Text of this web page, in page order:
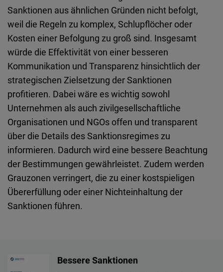
Sanktionen aus ähnlichen Gründen nicht befolgt,
weil die Regeln zu komplex, Schlupflöcher oder
Kosten einer Befolgung zu groß sind. Insgesamt
würde die Effektivität von einer besseren
Kommunikation und Transparenz hinsichtlich der
strategischen Zielsetzung der Sanktionen
profitieren. Dabei wäre es wichtig sowohl
Unternehmen als auch zivilgesellschaftliche
Organisationen und NGOs offen und transparent
über die Details des Sanktionsregimes zu
informieren. Dadurch wird eine bessere Beachtung
der Bestimmungen gewährleistet. Zudem werden
Grauzonen verringert, die zu einer kostspieligen
Übererfüllung oder einer Nichteinhaltung der
Sanktionen führen.
Bessere Sanktionen